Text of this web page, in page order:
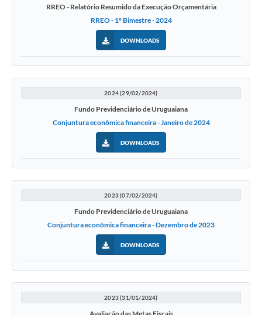
RREO - Relatório Resumido da Execução Orçamentária
RREO - 1º Bimestre - 2024
DOWNLOADS
2024 (29/02/2024)
Fundo Previdenciário de Uruguaiana
Conjuntura econômica financeira - Janeiro de 2024
DOWNLOADS
2023 (07/02/2024)
Fundo Previdenciário de Uruguaiana
Conjuntura econômica financeira - Dezembro de 2023
DOWNLOADS
2023 (31/01/2024)